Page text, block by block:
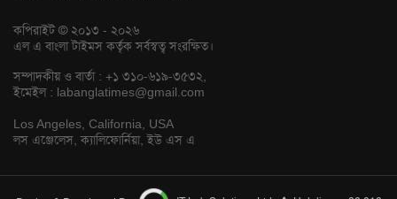
কপিরাইট © ২০১৩ - ২০২৬
এল এ বাংলা টাইমস কর্তৃক সর্বস্বত্ব সংরক্ষিত।
সম্পাদকীয় ও বার্তা : +১ ৩১০-৬১৯-৩৫৩২,
ইমেইল : labanglatimes@gmail.com
Los Angeles, California, USA
লস এঞ্জেলেস, ক্যালিফোর্নিয়া, ইউ এস এ